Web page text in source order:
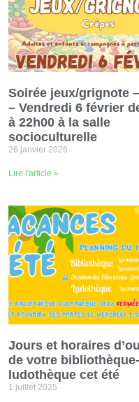
Soirée jeux/grignote
– Vendredi 6 février
à 22h00 à la salle
socioculturelle
26 janvier 2026
Lire l'article »
Jours et horaires
de votre bibliothèque-
ludothèque cet été
1 juillet 2025